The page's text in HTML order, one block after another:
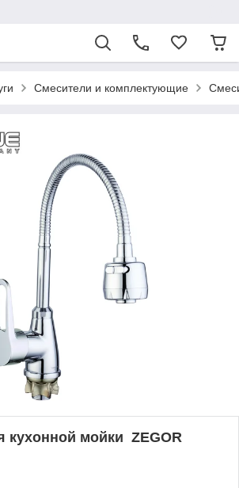
Смесители и комплектующие
кухонной мойки ZEGOR